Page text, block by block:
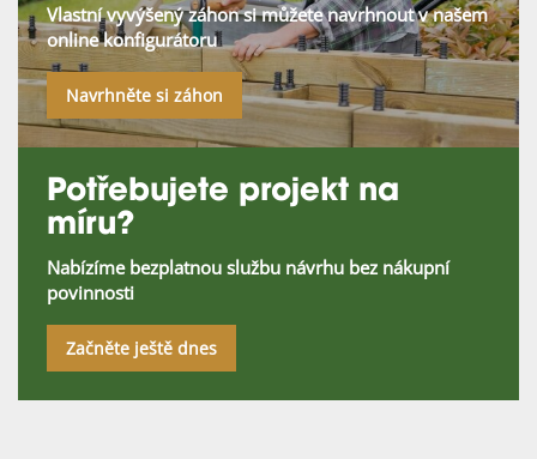
Vlastní vyvýšený záhon si můžete navrhnout v našem
online konfigurátoru
Navrhněte si záhon
Potřebujete projekt na
míru?
Nabízíme bezplatnou službu návrhu bez nákupní
povinnosti
Začněte ještě dnes